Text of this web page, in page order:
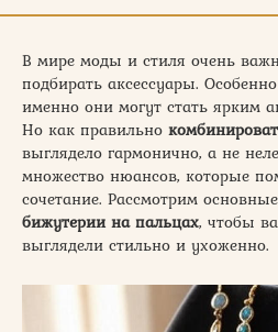
В мире моды и стиля очень
подбирать аксессуары.
именно они могут стать ярким
Но как правильно
выглядело гармонично, а не
множество нюансов, которые
сочетание. Рассмотрим основные
бижутерии на пальцах, чтобы
выглядели стильно и ухоженно.